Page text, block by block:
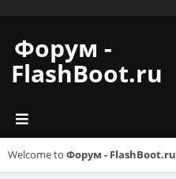
Форум -
FlashBoot.ru
Welcome to Форум - FlashBoot.ru